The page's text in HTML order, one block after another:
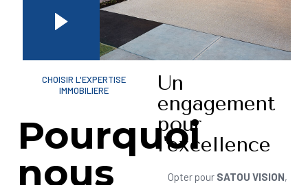
CHOISIR L'EXPERTISE
IMMOBILIERE
Pourquoi
nous
Un
engagement
pour
l'excellence
Opter pour SATOU VISION,